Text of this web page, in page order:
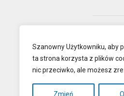
Szanowny Użytkowniku, aby
ta strona korzysta z plików
nic przeciwko, ale możesz
Zmień